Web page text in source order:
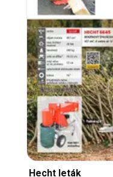
Hecht leták